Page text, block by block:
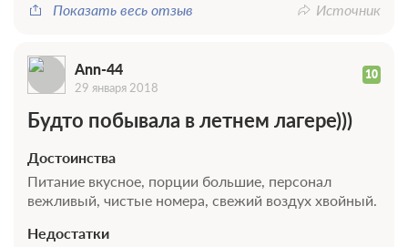
Показать весь отзыв
Источник
Ann-44 10
29 января 2018
Будто побывала в летнем лагере)))
Достоинства
Питание вкусное, порции большие, персонал
вежливый, чистые номера, свежий воздух хвойный.
Недостатки